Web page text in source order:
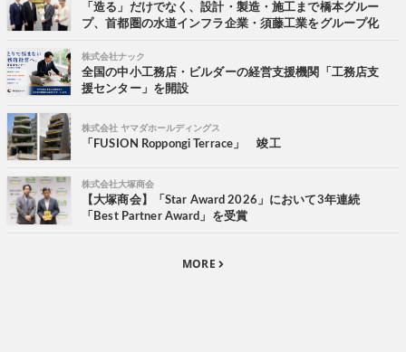
「造る」だけでなく、設計・製造・施工まで橋本グルー
プ、首都圏の水道インフラ企業・須藤工業をグループ化
株式会社ナック
全国の中小工務店・ビルダーの経営支援機関「工務店支
援センター」を開設
株式会社 ヤマダホールディングス
「FUSION Roppongi Terrace」 竣工
株式会社大塚商会
【大塚商会】「Star Award 2026」において3年連続
「Best Partner Award」を受賞
MORE